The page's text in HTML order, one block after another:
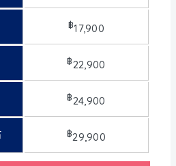
฿17,900
฿22,900
฿24,900
฿29,900